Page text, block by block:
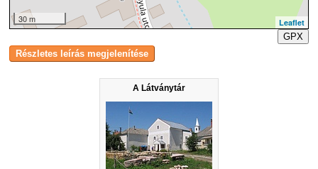
A Látványtár
30 m
Leaflet
GPX